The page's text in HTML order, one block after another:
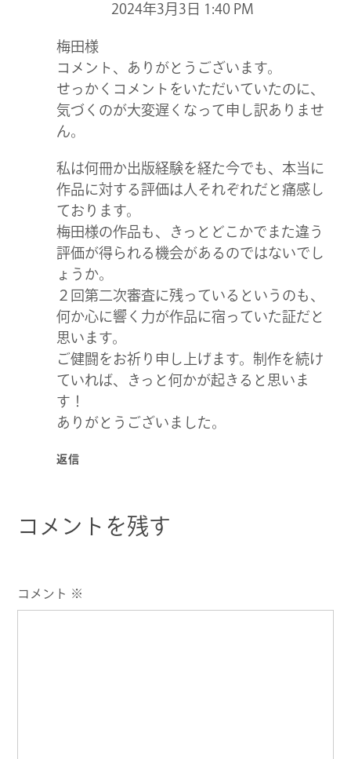
2024年3月3日 1:40 PM
梅田様
コメント、ありがとうございます。
せっかくコメントをいただいていたのに、
気づくのが大変遅くなって申し訳ありませ
ん。
私は何冊か出版経験を経た今でも、本当に
作品に対する評価は人それぞれだと痛感し
ております。
梅田様の作品も、きっとどこかでまた違う
評価が得られる機会があるのではないでし
ょうか。
２回第二次審査に残っているというのも、
何か心に響く力が作品に宿っていた証だと
思います。
ご健闘をお祈り申し上げます。制作を続け
ていれば、きっと何かが起きると思いま
す！
ありがとうございました。
返信
コメントを残す
コメント ※